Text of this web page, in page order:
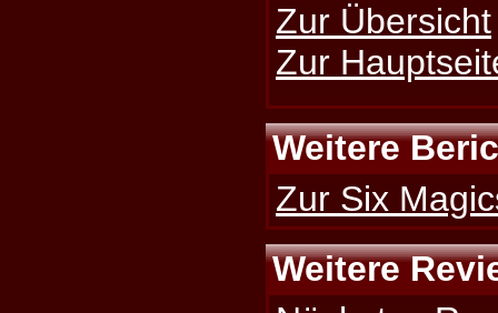
Zur Übersicht
Zur
Weitere
Zur Six
Weitere